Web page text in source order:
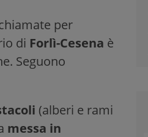
per
di Forlì-Cesena è
Seguono
(alberi e rami
messa in